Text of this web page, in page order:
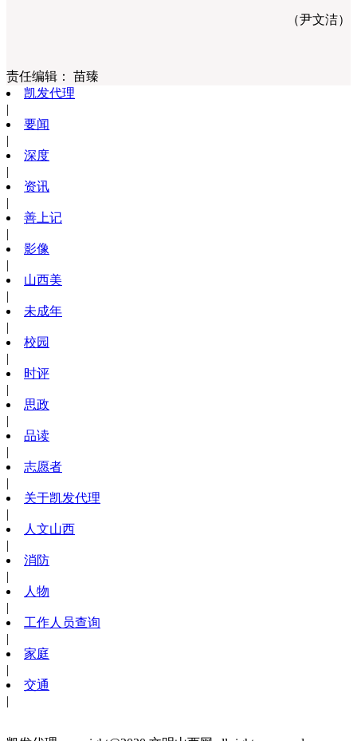
（尹文洁）
责任编辑：
苗臻
凯发代理
|
要闻
|
深度
|
资讯
|
善上记
|
影像
|
山西美
|
未成年
|
校园
|
时评
|
思政
|
品读
|
志愿者
|
关于凯发代理
|
人文山西
|
消防
|
人物
|
工作人员查询
|
家庭
|
交通
|